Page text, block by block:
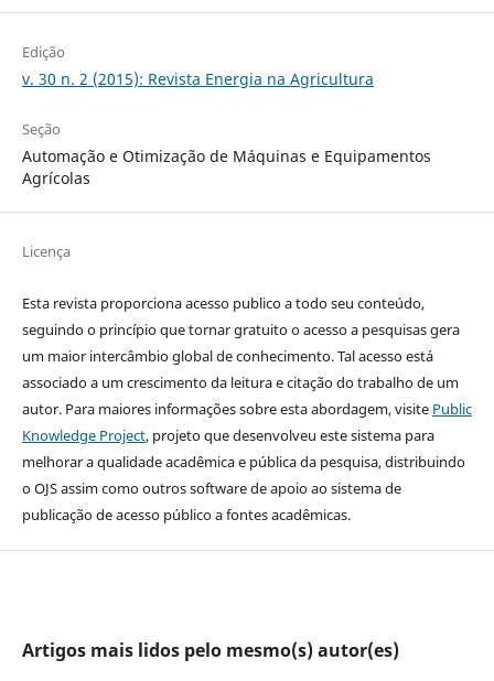
Edição
v. 30 n. 2 (2015): Revista Energia na Agricultura
Seção
Automação e Otimização de Máquinas e Equipamentos
Agrícolas
Licença
Esta revista proporciona acesso publico a todo seu conteúdo,
seguindo o princípio que tornar gratuito o acesso a pesquisas gera
um maior intercâmbio global de conhecimento. Tal acesso está
associado a um crescimento da leitura e citação do trabalho de um
autor. Para maiores informações sobre esta abordagem, visite Public
Knowledge Project, projeto que desenvolveu este sistema para
melhorar a qualidade acadêmica e pública da pesquisa, distribuindo
o OJS assim como outros software de apoio ao sistema de
publicação de acesso público a fontes acadêmicas.
Artigos mais lidos pelo mesmo(s) autor(es)